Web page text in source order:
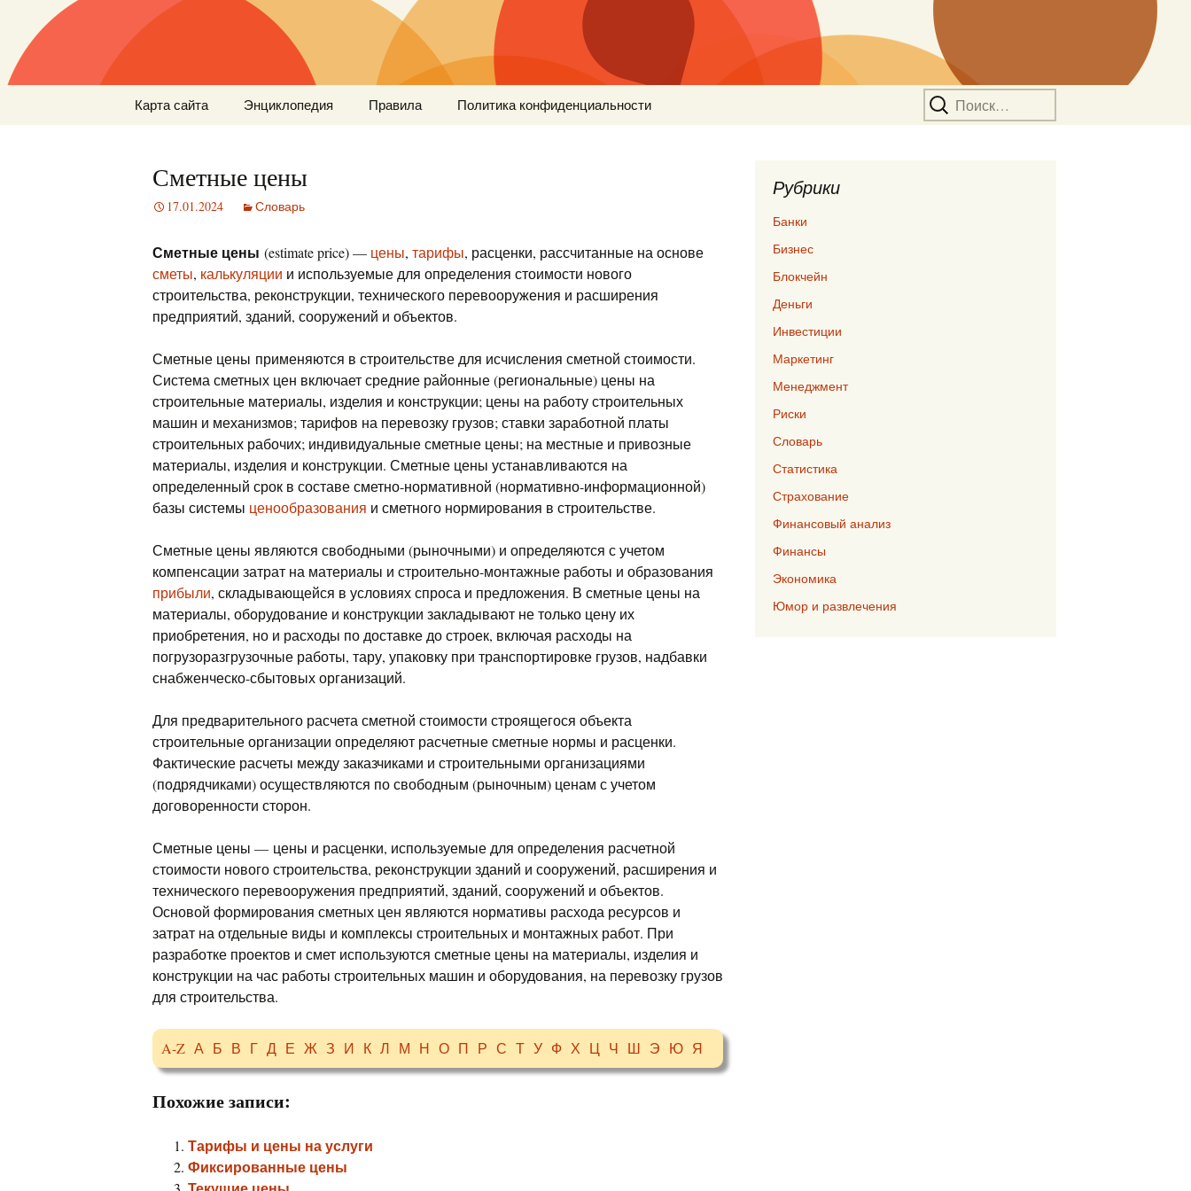
Карта сайта Энциклопедия Правила Политика конфиденциальности Найти:
Сметные цены
17.01.2024 Словарь
Сметные цены (estimate price) — цены, тарифы, расценки, рассчитанные на основе
сметы, калькуляции и используемые для определения стоимости нового
строительства, реконструкции, технического перевооружения и расширения
предприятий, зданий, сооружений и объектов.
Сметные цены применяются в строительстве для исчисления сметной стоимости.
Система сметных цен включает средние районные (региональные) цены на
строительные материалы, изделия и конструкции; цены на работу строительных
машин и механизмов; тарифов на перевозку грузов; ставки заработной платы
строительных рабочих; индивидуальные сметные цены; на местные и привозные
материалы, изделия и конструкции. Сметные цены устанавливаются на
определенный срок в составе сметно-нормативной (нормативно-информационной)
базы системы ценообразования и сметного нормирования в строительстве.
Сметные цены являются свободными (рыночными) и определяются с учетом
компенсации затрат на материалы и строительно-монтажные работы и образования
прибыли, складывающейся в условиях спроса и предложения. В сметные цены на
материалы, оборудование и конструкции закладывают не только цену их
приобретения, но и расходы по доставке до строек, включая расходы на
погрузоразгрузочные работы, тару, упаковку при транспортировке грузов, надбавки
снабженческо-сбытовых организаций.
Для предварительного расчета сметной стоимости строящегося объекта
строительные организации определяют расчетные сметные нормы и расценки.
Фактические расчеты между заказчиками и строительными организациями
(подрядчиками) осуществляются по свободным (рыночным) ценам с учетом
договоренности сторон.
Сметные цены — цены и расценки, используемые для определения расчетной
стоимости нового строительства, реконструкции зданий и сооружений, расширения и
технического перевооружения предприятий, зданий, сооружений и объектов.
Основой формирования сметных цен являются нормативы расхода ресурсов и
затрат на отдельные виды и комплексы строительных и монтажных работ. При
разработке проектов и смет используются сметные цены на материалы, изделия и
конструкции на час работы строительных машин и оборудования, на перевозку грузов
для строительства.
A-Z А Б В Г Д Е Ж З И К Л М Н О П Р С Т У Ф Х Ц Ч Ш Э Ю Я
Похожие записи:
Тарифы и цены на услуги
Фиксированные цены
Рубрики
Банки
Бизнес
Блокчейн
Деньги
Инвестиции
Маркетинг
Менеджмент
Риски
Словарь
Статистика
Страхование
Финансовый анализ
Финансы
Экономика
Юмор и развлечения